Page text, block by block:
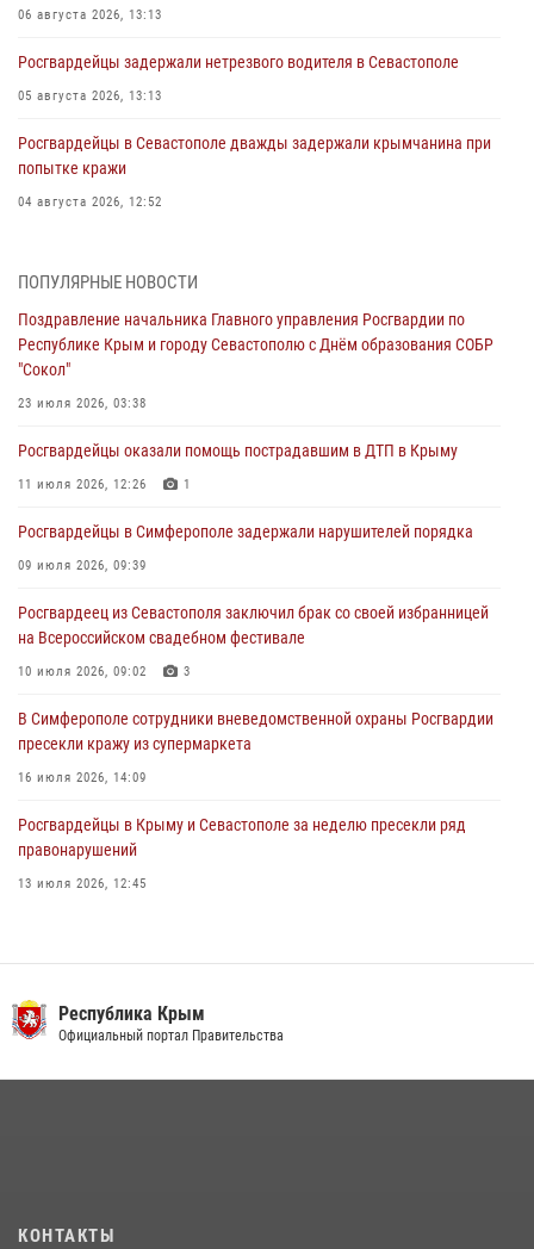
06 августа 2026, 13:13
Росгвардейцы задержали нетрезвого водителя в Севастополе
05 августа 2026, 13:13
Росгвардейцы в Севастополе дважды задержали крымчанина при
попытке кражи
04 августа 2026, 12:52
мужчину
Росгвардия в Крыму и Севастополе задержала ряд
правонарушителей
03 августа 2026, 14:08
В Симферополе росгвардейцы задержали гражданина,
подозреваемого в совершении серии краж
Росгвардейцы оперативно задержали нарушителя на охраняемом
30 июля 2026, 12:13
ПОПУЛЯРНЫЕ НОВОСТИ
Поздравление начальника Главного управления Росгвардии по
Республике Крым и городу Севастополю с Днём образования СОБР
"Сокол"
23 июля 2026, 03:38
Росгвардейцы оказали помощь пострадавшим в ДТП в Крыму
11 июля 2026, 12:26 1
Росгвардейцы в Симферополе задержали нарушителей порядка
09 июля 2026, 09:39
Росгвардеец из Севастополя заключил брак со своей избранницей
на Всероссийском свадебном фестивале
10 июля 2026, 09:02 3
В Симферополе сотрудники вневедомственной охраны Росгвардии
пресекли кражу из супермаркета
16 июля 2026, 14:09
Росгвардейцы в Крыму и Севастополе за неделю пресекли ряд
правонарушений
13 июля 2026, 12:45
Росгвардейцы Крыма и Севастополя отметили День Крещения Руси
Республика Крым
Официальный портал Правительства
КОНТАКТЫ